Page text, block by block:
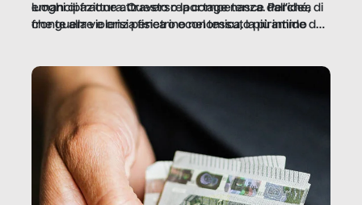
luoghi di frattura. Questo reportage nasce dall’idea
che guerre e crisi penetrino nel tessuto più intimo
emancipazione attraverso la competenza. Perché, di
fronte alla violenza fisica o economica, la piramide del